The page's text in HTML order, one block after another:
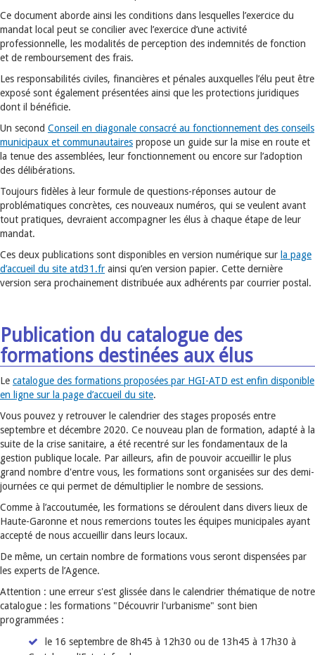
Ce document aborde ainsi les conditions dans lesquelles l’exercice du
mandat local peut se concilier avec l’exercice d’une activité
professionnelle, les modalités de perception des indemnités de fonction
et de remboursement des frais.
Les responsabilités civiles, financières et pénales auxquelles l’élu peut être
exposé sont également présentées ainsi que les protections juridiques
dont il bénéficie.
Un second Conseil en diagonale consacré au fonctionnement des conseils
municipaux et communautaires propose un guide sur la mise en route et
la tenue des assemblées, leur fonctionnement ou encore sur l’adoption
des délibérations.
Toujours fidèles à leur formule de questions-réponses autour de
problématiques concrètes, ces nouveaux numéros, qui se veulent avant
tout pratiques, devraient accompagner les élus à chaque étape de leur
mandat.
Ces deux publications sont disponibles en version numérique sur la page
d’accueil du site atd31.fr ainsi qu’en version papier. Cette dernière
version sera prochainement distribuée aux adhérents par courrier postal.
Publication du catalogue des
formations destinées aux élus
Le catalogue des formations proposées par HGI-ATD est enfin disponible
en ligne sur la page d’accueil du site.
Vous pouvez y retrouver le calendrier des stages proposés entre
septembre et décembre 2020. Ce nouveau plan de formation, adapté à la
suite de la crise sanitaire, a été recentré sur les fondamentaux de la
gestion publique locale. Par ailleurs, afin de pouvoir accueillir le plus
grand nombre d'entre vous, les formations sont organisées sur des demi-
journées ce qui permet de démultiplier le nombre de sessions.
Comme à l’accoutumée, les formations se déroulent dans divers lieux de
Haute-Garonne et nous remercions toutes les équipes municipales ayant
accepté de nous accueillir dans leurs locaux.
De même, un certain nombre de formations vous seront dispensées par
les experts de l’Agence.
Attention : une erreur s'est glissée dans le calendrier thématique de notre
catalogue : les formations "Découvrir l'urbanisme" sont bien
programmées :
le 16 septembre de 8h45 à 12h30 ou de 13h45 à 17h30 à